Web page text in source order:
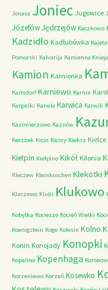
Jonava Joniec Jugowice
JózefówJędrzejów Kaczkowo
Kadzidło Kadłubówka
Pomorski Kalvarija Kamienna Knieja
Kamion Kamionka
Karlsdorf Karniewo Karnin
Karpniki Karwia Karwica Karwik
Kazimierzowo Kaznów
Kerszek Kicin Kiciny Kiekrz Kielce
Kiełpin Kiełpino Kikół Kilonia
Kleczew Kleinkoschen Klekotki
Kluczewo Kluki Klukowo
Kobyłka Kociesze Kocień Wielki
Koenigstein Koge Kolesin Kolno
Konin Konojady Konopki
Kopalino Kopenhaga
Korzeniewo Korzeń Kosewko